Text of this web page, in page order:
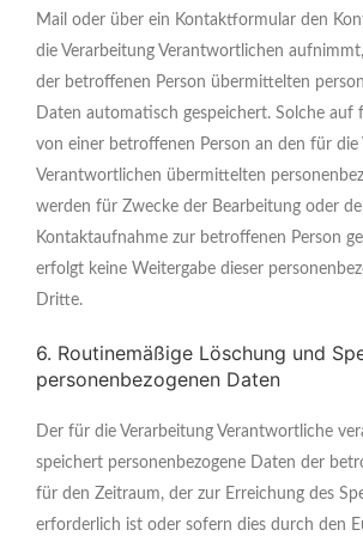
Mail oder über ein Kontaktformular den
die Verarbeitung Verantwortlichen
der betroffenen Person übermittelten
Daten automatisch gespeichert. Solche auf
von einer betroffenen Person an den für die
Verantwortlichen übermittelten
werden für Zwecke der Bearbeitung oder
Kontaktaufnahme zur betroffenen Person
erfolgt keine Weitergabe dieser
Dritte.
6. Routinemäßige Löschung und
personenbezogenen Daten
Der für die Verarbeitung Verantwortliche
speichert personenbezogene Daten der
für den Zeitraum, der zur Erreichung des
erforderlich ist oder sofern dies durch den